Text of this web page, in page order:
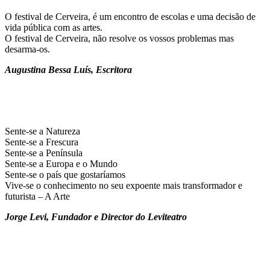
O festival de Cerveira, é um encontro de escolas e uma decisão de
vida pública com as artes.
O festival de Cerveira, não resolve os vossos problemas mas
desarma-os.
Augustina Bessa Luís, Escritora
Sente-se a Natureza
Sente-se a Frescura
Sente-se a Península
Sente-se a Europa e o Mundo
Sente-se o país que gostaríamos
Vive-se o conhecimento no seu expoente mais transformador e
futurista – A Arte
Jorge Levi, Fundador e Director do Leviteatro